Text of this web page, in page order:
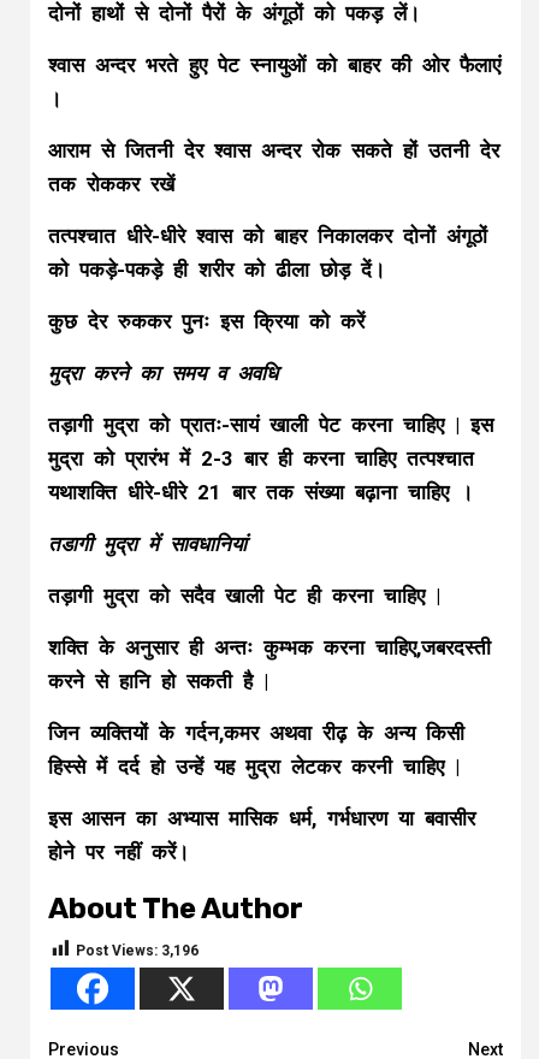
दोनों हाथों से दोनों पैरों के अंगूठों को पकड़ लें।
श्वास अन्दर भरते हुए पेट स्नायुओं को बाहर की ओर फैलाएं
।
आराम से जितनी देर श्वास अन्दर रोक सकते हों उतनी देर
तक रोककर रखें
तत्पश्चात धीरे-धीरे श्वास को बाहर निकालकर दोनों अंगूठों
को पकड़े-पकड़े ही शरीर को ढीला छोड़ दें।
कुछ देर रुककर पुनः इस क्रिया को करें
मुद्रा करने का समय व अवधि
तड़ागी मुद्रा को प्रातः-सायं खाली पेट करना चाहिए | इस
मुद्रा को प्रारंभ में 2-3 बार ही करना चाहिए तत्पश्चात
यथाशक्ति धीरे-धीरे 21 बार तक संख्या बढ़ाना चाहिए ।
तडागी मुद्रा में सावधानियां
तड़ागी मुद्रा को सदैव खाली पेट ही करना चाहिए |
शक्ति के अनुसार ही अन्तः कुम्भक करना चाहिए,जबरदस्ती
करने से हानि हो सकती है |
जिन व्यक्तियों के गर्दन,कमर अथवा रीढ़ के अन्य किसी
हिस्से में दर्द हो उन्हें यह मुद्रा लेटकर करनी चाहिए |
इस आसन का अभ्यास मासिक धर्म, गर्भधारण या बवासीर
होने पर नहीं करें।
About The Author
Post Views: 3,196
Previous Next